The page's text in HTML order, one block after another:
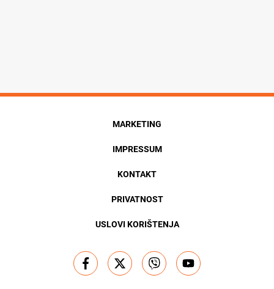
MARKETING
IMPRESSUM
KONTAKT
PRIVATNOST
USLOVI KORIŠTENJA